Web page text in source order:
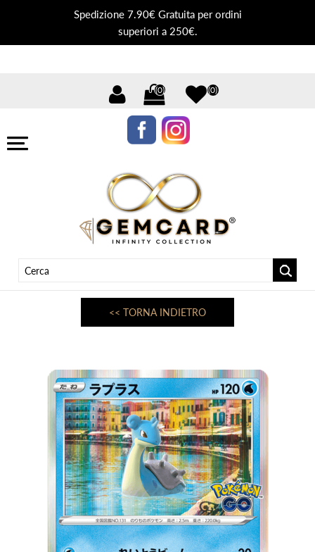
Spedizione 7.90€ Gratuita per ordini
superiori a 250€.
(0) (0)
<< TORNA INDIETRO